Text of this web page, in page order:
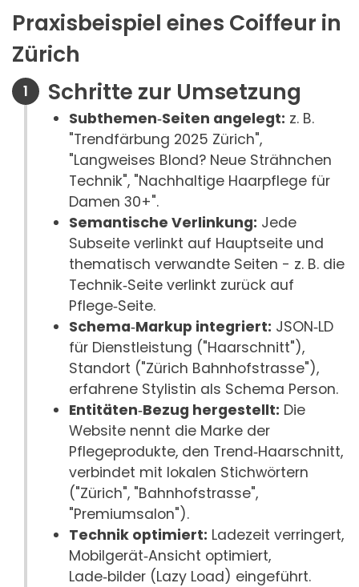
Praxisbeispiel eines Coiffeur in
Zürich
Schritte zur Umsetzung
Subthemen‑Seiten angelegt: z. B.
"Trendfärbung 2025 Zürich",
"Langweises Blond? Neue Strähnchen
Technik", "Nachhaltige Haarpflege für
Damen 30+".
Semantische Verlinkung: Jede
Subseite verlinkt auf Hauptseite und
thematisch verwandte Seiten - z. B. die
Technik‑Seite verlinkt zurück auf
Pflege‑Seite.
Schema‑Markup integriert: JSON‑LD
für Dienstleistung ("Haarschnitt"),
Standort ("Zürich Bahnhofstrasse"),
erfahrene Stylistin als Schema Person.
Entitäten‑Bezug hergestellt: Die
Website nennt die Marke der
Pflegeprodukte, den Trend‑Haarschnitt,
verbindet mit lokalen Stichwörtern
("Zürich", "Bahnhofstrasse",
"Premiumsalon").
Technik optimiert: Ladezeit verringert,
Mobilgerät‑Ansicht optimiert,
Lade‑bilder (Lazy Load) eingeführt.